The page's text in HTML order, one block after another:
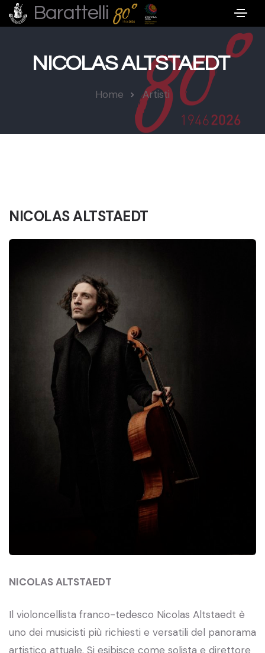
Barattelli
NICOLAS ALTSTAEDT
Home Artisti
NICOLAS ALTSTAEDT
NICOLAS ALTSTAEDT
Il violoncellista franco-tedesco Nicolas Altstaedt è
uno dei musicisti più richiesti e versatili del panorama
artistico attuale. Si esibisce come solista e direttore